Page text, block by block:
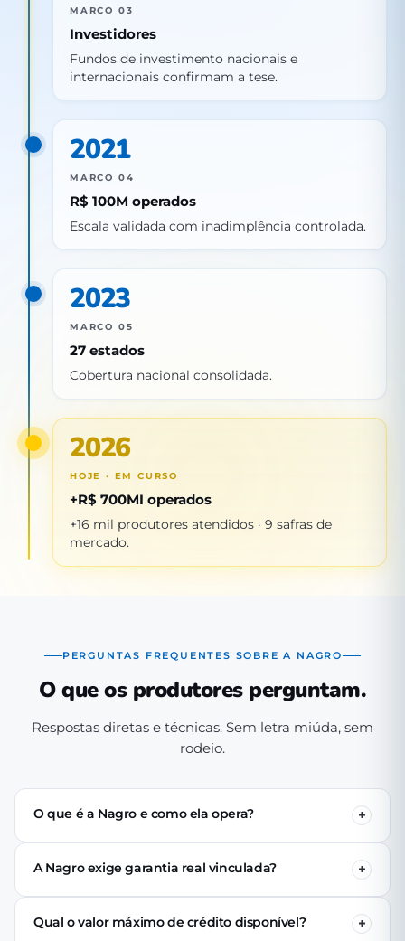
MARCO 03
Investidores
Fundos de investimento nacionais e
internacionais confirmam a tese.
2021
MARCO 04
R$ 100M operados
Escala validada com inadimplência controlada.
2023
MARCO 05
27 estados
Cobertura nacional consolidada.
2026
HOJE · EM CURSO
+R$ 700MI operados
+16 mil produtores atendidos · 9 safras de
mercado.
PERGUNTAS FREQUENTES SOBRE A NAGRO
O que os produtores perguntam.
Respostas diretas e técnicas. Sem letra miúda, sem
rodeio.
O que é a Nagro e como ela opera?
A Nagro é uma Sociedade de Crédito Direto (SCD)
autorizada pelo Banco Central, especializada em crédito
se cadastra pelo app, passa pela análise técnica de perfil
produtivo e (se aprovado) recebe o crédito via PIX em até
A Nagro exige garantia real vinculada?
Não. Nenhuma linha de crédito da Nagro exige penhor
de terra, rebanho ou maquinário. A análise é baseada no
perfil produtivo do tomador — histórico, capacidade de
Qual o valor máximo de crédito disponível?